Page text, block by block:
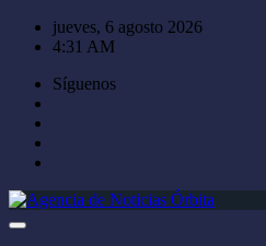
Saltar
jueves, 6 agosto 2026
4:31 AM
Síguenos